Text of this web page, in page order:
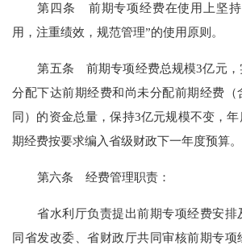
第四条 前期专项经费在使用上坚持
用，注重绩效，规范管理”的使用原则。
第五条 前期专项经费总规模3亿元，
分配下达前期经费和尚未分配前期经费（
同）的资金总量，保持3亿元规模不变 ，
期经费按要求编入省级财政下一年度预算。
第六条 经费管理职责：
省水利厅负责提出前期专项经费安排
同省发改委、省财政厅共同审核前期专项